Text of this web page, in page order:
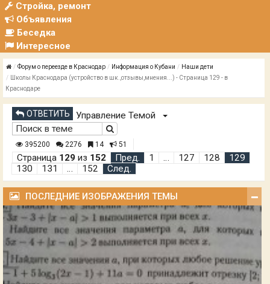
Стройка, ремонт
Объявления
Беседка
Интересное
Форум о переезде в Краснодар Информация о Кубани
Наши дети
Школы Краснодара (устройство в шк.,отзывы,мнения...) - Страница 129 - в
Краснодаре
ОТВЕТИТЬ Управление Темой
395200 2276 14 51
Страница 129 из 152 Пред. 1 … 127 128
129
130
131 … 152 След.
ПОСЛЕДНИЕ ИЗОБРАЖЕНИЯ ТЕМЫ